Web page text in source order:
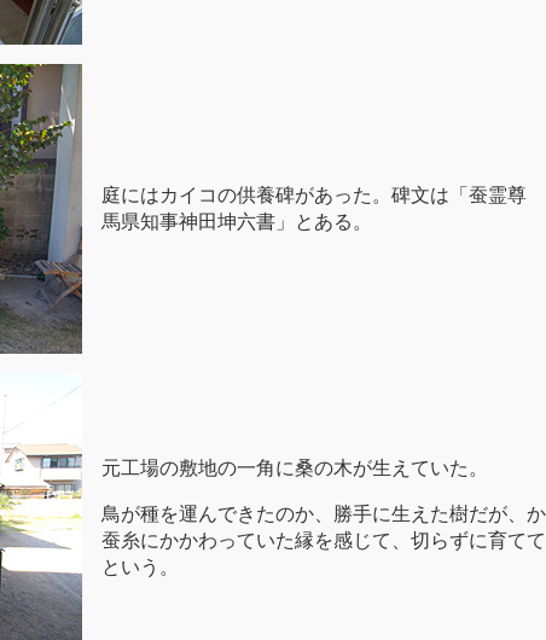
庭にはカイコの供養碑があった。碑文は「蚕霊尊
馬県知事神田坤六書」とある。
元工場の敷地の一角に桑の木が生えていた。
鳥が種を運んできたのか、勝手に生えた樹だが、
蚕糸にかかわっていた縁を感じて、切らずに育て
という。